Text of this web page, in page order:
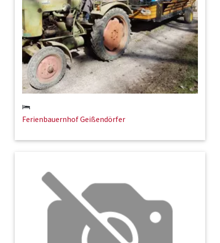
Ferienbauernhof Geißendörfer